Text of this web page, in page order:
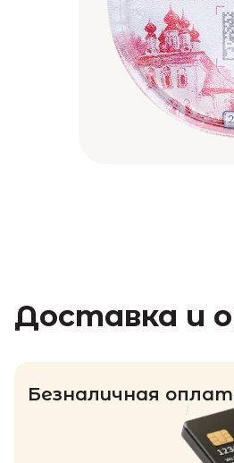
Доставка и
Безналичная